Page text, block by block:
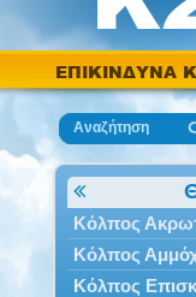
ΕΠΙΚΙΝΔΥΝΑ
Αναζήτηση
Κόλπος
Κόλπος
Κόλπος